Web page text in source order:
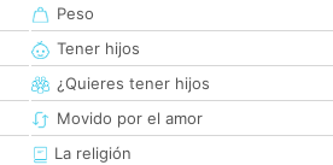
Peso
Tener hijos
¿Quieres tener hijos
Movido por el amor
La religión